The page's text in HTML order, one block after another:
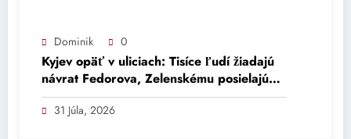
Dominik 0
Kyjev opäť v uliciach: Tisíce ľudí žiadajú
návrat Fedorova, Zelenskému posielajú
ostré odkazy – Svet – Správy
31 Júla, 2026